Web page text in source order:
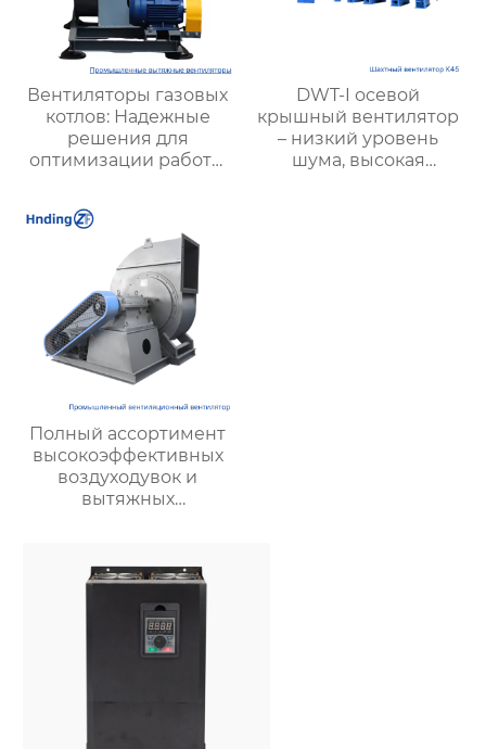
Вентиляторы газовых
котлов: Надежные
решения для
оптимизации работы
DWT-I осевой
крышный вентилятор
– низкий уровень
шума, высокая
Полный ассортимент
высокоэффективных
воздуходувок и
вытяжных
вентиляции на
тепловых
электростанциях и в
шахтах, включает 12
моделей